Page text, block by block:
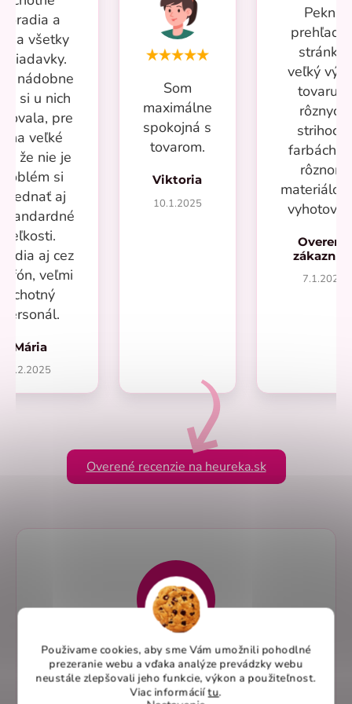
Použivame cookies, aby sme Vám umožnili pohodlné
prezeranie webu a vďaka analýze prevádzky webu
neustále zlepšovali jeho funkcie, výkon a použiteľnost.
Viac informáciítu.
poradia a
všetky
nádobne
si u nich
pre
veľké
že nie je
si
aj
veľkosti.
aj cez
veľmi
ochotný
personál.
Mária
1.2.2025
Som
maximálne
spokojná s
tovarom.
Viktoria
10.1.2025
Pekná
stránka,
veľký
tovaru v
rôznych
strihoch,
farbách a
rôznom
Overený
7.1.2025
Overené recenzie na heureka.sk
Elegantný dizajn pre profesionálny vzhľad
Zdravotnícke nohavice SISI 100%BA –